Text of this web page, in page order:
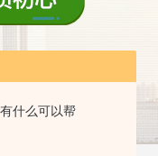
什么可以帮